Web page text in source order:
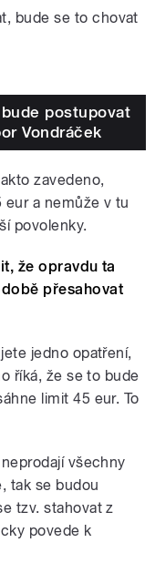
bude se to chovat
postupovat
Vondráček
zavedeno,
eur a nemůže v tu
povolenky.
že opravdu ta
přesahovat
jedno opatření,
říká, že se to bude
limit 45 eur. To
všechny
tak se budou
tzv. stahovat z
povede k